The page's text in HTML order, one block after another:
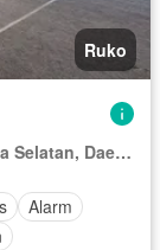
Ruko
RW 04, Karet Kuningan, Setiabudi, Jakarta Selatan, Daerah Khusus Ibukota Jakarta
Alarm